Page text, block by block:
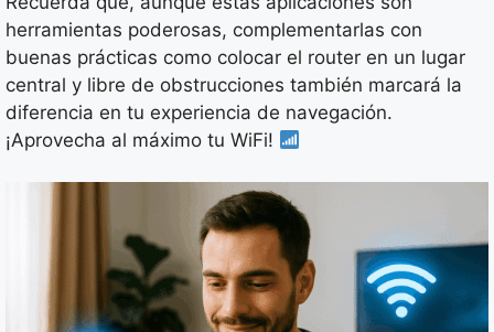
herramientas poderosas, complementarlas con
buenas prácticas como colocar el router en un lugar
central y libre de obstrucciones también marcará la
diferencia en tu experiencia de navegación.
¡Aprovecha al máximo tu WiFi!